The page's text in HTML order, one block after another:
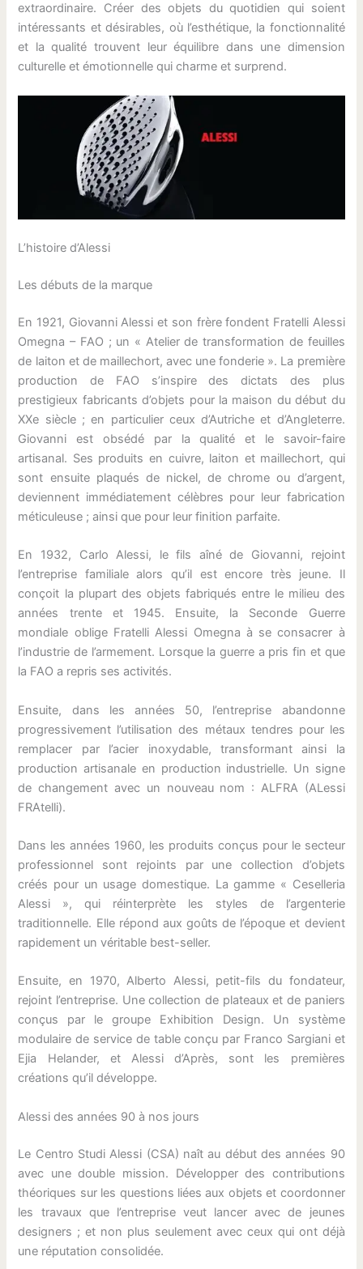
extraordinaire. Créer des objets du quotidien qui soient
intéressants et désirables, où l’esthétique, la fonctionnalité
et la qualité trouvent leur équilibre dans une dimension
culturelle et émotionnelle qui charme et surprend.
L’histoire d’Alessi
Les débuts de la marque
En 1921, Giovanni Alessi et son frère fondent Fratelli Alessi
Omegna – FAO ; un « Atelier de transformation de feuilles
de laiton et de maillechort, avec une fonderie ». La première
production de FAO s’inspire des dictats des plus
prestigieux fabricants d’objets pour la maison du début du
XXe siècle ; en particulier ceux d’Autriche et d’Angleterre.
Giovanni est obsédé par la qualité et le savoir-faire
artisanal. Ses produits en cuivre, laiton et maillechort, qui
sont ensuite plaqués de nickel, de chrome ou d’argent,
deviennent immédiatement célèbres pour leur fabrication
méticuleuse ; ainsi que pour leur finition parfaite.
En 1932, Carlo Alessi, le fils aîné de Giovanni, rejoint
l’entreprise familiale alors qu’il est encore très jeune. Il
conçoit la plupart des objets fabriqués entre le milieu des
années trente et 1945. Ensuite, la Seconde Guerre
mondiale oblige Fratelli Alessi Omegna à se consacrer à
l’industrie de l’armement. Lorsque la guerre a pris fin et que
la FAO a repris ses activités.
Ensuite, dans les années 50, l’entreprise abandonne
progressivement l’utilisation des métaux tendres pour les
remplacer par l’acier inoxydable, transformant ainsi la
production artisanale en production industrielle. Un signe
de changement avec un nouveau nom : ALFRA (ALessi
FRAtelli).
Dans les années 1960, les produits conçus pour le secteur
professionnel sont rejoints par une collection d’objets
créés pour un usage domestique. La gamme « Ceselleria
Alessi », qui réinterprète les styles de l’argenterie
traditionnelle. Elle répond aux goûts de l’époque et devient
rapidement un véritable best-seller.
Ensuite, en 1970, Alberto Alessi, petit-fils du fondateur,
rejoint l’entreprise. Une collection de plateaux et de paniers
conçus par le groupe Exhibition Design. Un système
modulaire de service de table conçu par Franco Sargiani et
Ejia Helander, et Alessi d’Après, sont les premières
créations qu’il développe.
Alessi des années 90 à nos jours
Le Centro Studi Alessi (CSA) naît au début des années 90
avec une double mission. Développer des contributions
théoriques sur les questions liées aux objets et coordonner
les travaux que l’entreprise veut lancer avec de jeunes
designers ; et non plus seulement avec ceux qui ont déjà
une réputation consolidée.